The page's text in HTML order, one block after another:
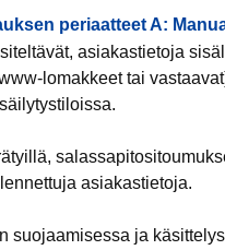
periaatteet A:
asiakastietoja
lomakkeet tai
asiakastietoja.
suojaamisessa ja